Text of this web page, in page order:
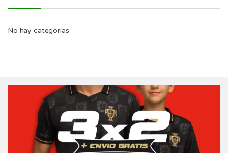
No hay categorías